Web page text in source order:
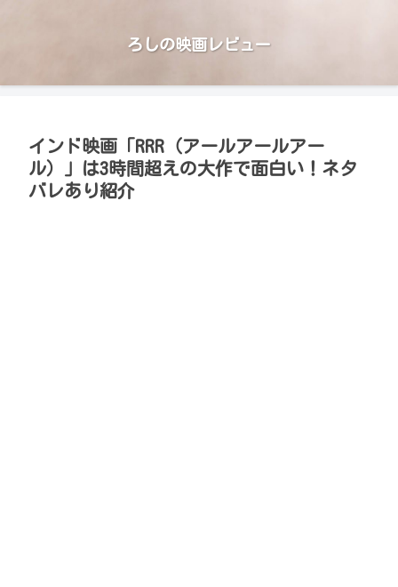
ろしの映画レビュー
インド映画「RRR（アールアールアー
ル）」は3時間超えの大作で面白い！ネタ
バレあり紹介